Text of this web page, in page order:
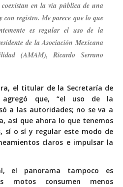
coexistan en la vía pública de una
con registro. Me parece que lo que
es regular el uso de la
de la Asociación Mexicana
(AMAM), Ricardo Serrano
el titular de la Secretaría de
agregó que, “el uso de la
a las autoridades; no se va a
así que ahora lo que tenemos
sí o sí y regular este modo de
claros e impulsar la
el panorama tampoco es
motos consumen menos